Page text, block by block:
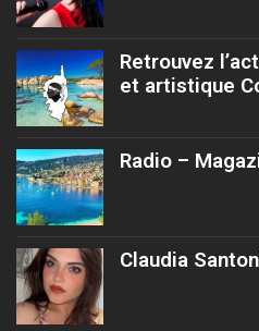
Retrouvez
et artistique
Radio –
Claudia